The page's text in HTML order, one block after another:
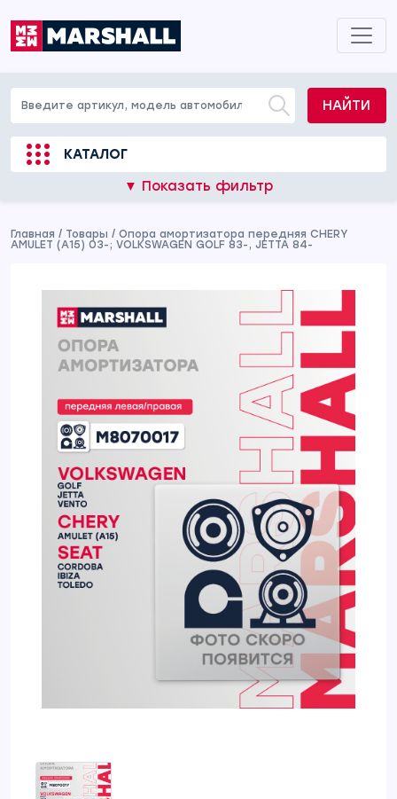
НАЙТИ
КАТАЛОГ
▼ Показать фильтр
Главная / Товары / Опора амортизатора передняя CHERY
AMULET (A15) 03-; VOLKSWAGEN GOLF 83-, JETTA 84-